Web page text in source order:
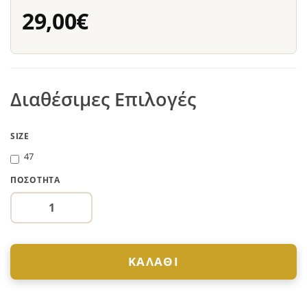
29,00€
Διαθέσιμες Επιλογές
SIZE
47
ΠΟΣΌΤΗΤΑ
ΚΑΛΆΘΙ